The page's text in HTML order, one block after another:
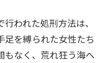
われた処刑方法は、
足を縛られた女性たち
もなく、荒れ狂う海へ